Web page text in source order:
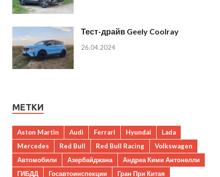
Тест-драйв Geely Coolray
26.04.2024
МЕТКИ
Aston Martin Audi Ferrari Hyundai
Lada
Mercedes
Red Bull Red Bull Racing
Volkswagen
Автомобили
Азербайджана
Андреа Кими Антонелли
ГИБДД
Госавтоинспекции
Гран При Китая